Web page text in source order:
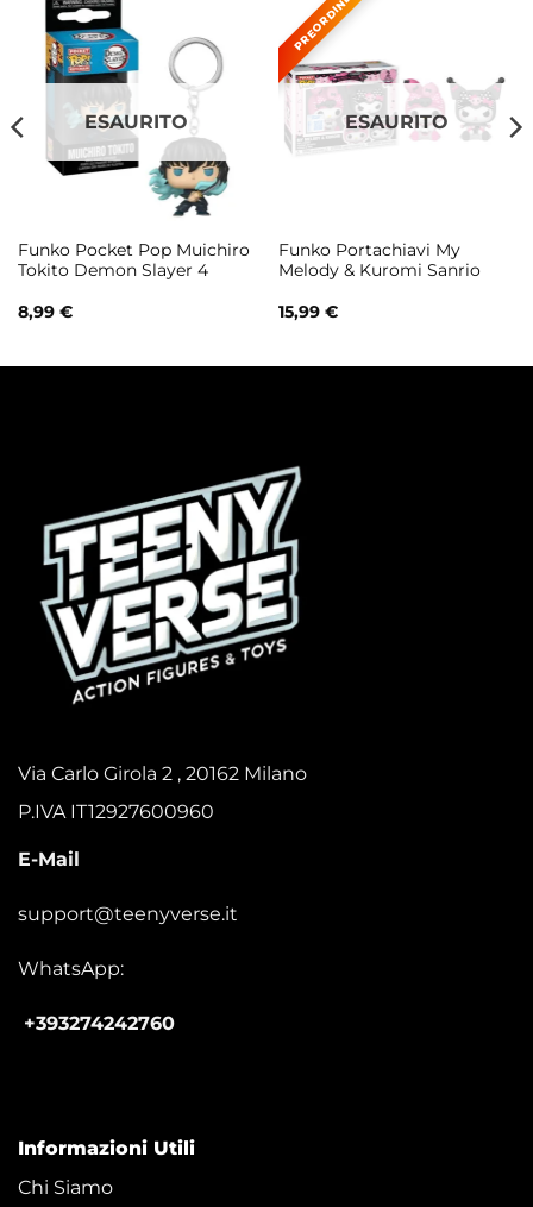
ESAURITO
Funko Pocket Pop Muichiro
Tokito Demon Slayer 4
8,99 €
ESAURITO
Funko Portachiavi My
Melody & Kuromi Sanrio
15,99 €
Via Carlo Girola 2 , 20162 Milano
P.IVA IT12927600960
E-Mail
support@teenyverse.it
WhatsApp:
+393274242760
Informazioni Utili
Chi Siamo